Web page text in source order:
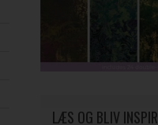
LÆS OG BLIV